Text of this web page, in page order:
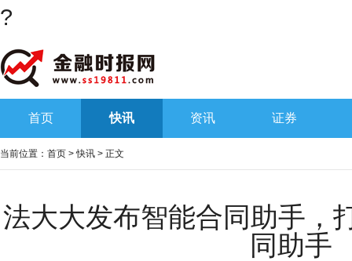
?
首页 快讯 资讯 证券
当前位置： 首页 >快讯 > 正文
法大大发布智能合同助手，
同助手